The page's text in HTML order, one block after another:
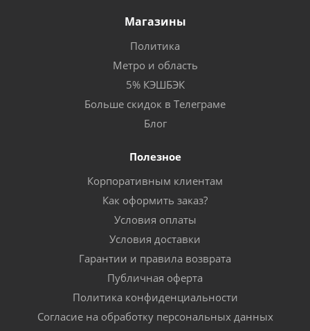
Магазины
Политика
Метро и область
5% КЭШБЭК
Больше скидок в Телеграме
Блог
Полезное
Корпоративным клиентам
Как оформить заказ?
Условия оплаты
Условия доставки
Гарантии и правила возврата
Публичная оферта
Политика конфиденциальности
Согласие на обработку персональных данных